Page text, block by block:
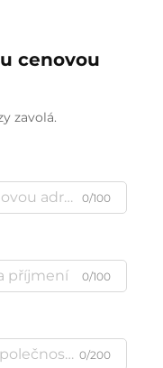
cenovou
zavolá.
0/100
0/100
0/200